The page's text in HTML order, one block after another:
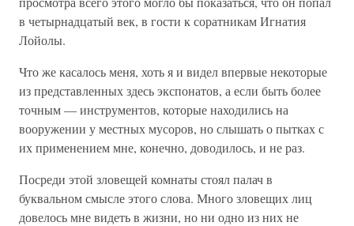
в четырнадцатый век, в гости к соратникам Игнатия
Лойолы.
Что же касалось меня, хоть я и видел впервые некоторые
из представленных здесь экспонатов, а если быть более
точным — инструментов, которые находились на
вооружении у местных мусоров, но слышать о пытках с
их применением мне, конечно, доводилось, и не раз.
Посреди этой зловещей комнаты стоял палач в
буквальном смысле этого слова. Много зловещих лиц
довелось мне видеть в жизни, но ни одно из них не